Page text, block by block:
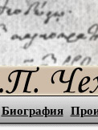
Биография